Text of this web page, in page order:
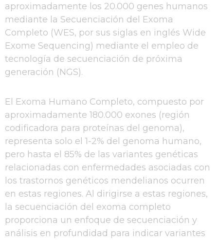
aproximadamente los 20.000 genes humanos
mediante la Secuenciación del Exoma
Completo (WES, por sus siglas en inglés Wide
Exome Sequencing) mediante el empleo de
tecnología de secuenciación de próxima
generación (NGS).
El Exoma Humano Completo, compuesto por
aproximadamente 180.000 exones (región
codificadora para proteínas del genoma),
representa solo el 1-2% del genoma humano,
pero hasta el 85% de las variantes genéticas
relacionadas con enfermedades asociadas con
los trastornos genéticos mendelianos ocurren
en estas regiones. Al dirigirse a estas regiones,
la secuenciación del exoma completo
proporciona un enfoque de secuenciación y
análisis en profundidad para indicar variantes